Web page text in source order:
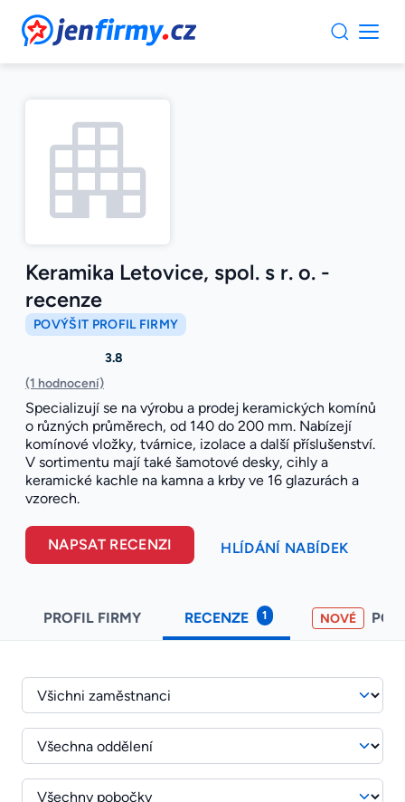
JenFirmy.cz
Keramika Letovice, spol. s r. o. -
recenze
POVÝŠIT PROFIL FIRMY
3.8
(1 hodnocení)
Specializují se na výrobu a prodej keramických komínů
o různých průměrech, od 140 do 200 mm. Nabízejí
komínové vložky, tvárnice, izolace a další příslušenství.
V sortimentu mají také šamotové desky, cihly a
keramické kachle na kamna a krby ve 16 glazurách a
vzorech.
NAPSAT RECENZI HLÍDÁNÍ NABÍDEK
PROFIL FIRMY RECENZE 1 NOVÉ